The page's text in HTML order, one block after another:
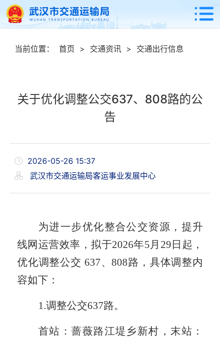
当前位置： 首页 > 交通资讯 > 交通出行信息
关于优化调整公交637、808路的公
告
2026-05-26 15:37
武汉市交通运输局客运事业发展中心
为进一步优化整合公交资源，提升
线网运营效率，拟于2026年5月29日起，
优化调整公交 637、808路，具体调整内
容如下：
1.调整公交637路。
首站：蔷薇路江堤乡新村，末站：